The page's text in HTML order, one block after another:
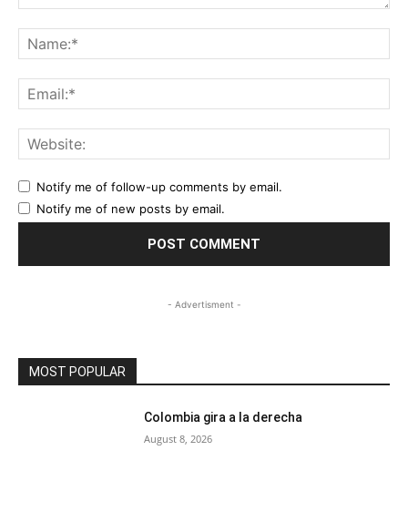
Notify me of follow-up comments by email.
Notify me of new posts by email.
- Advertisment -
MOST POPULAR
Colombia gira a la derecha
August 8, 2026